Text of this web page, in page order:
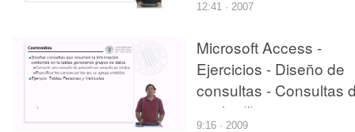
12:41 · 2007
Microsoft Access -
Ejercicios - Diseño de
consultas - Consultas
totales(I)
9:16 · 2009